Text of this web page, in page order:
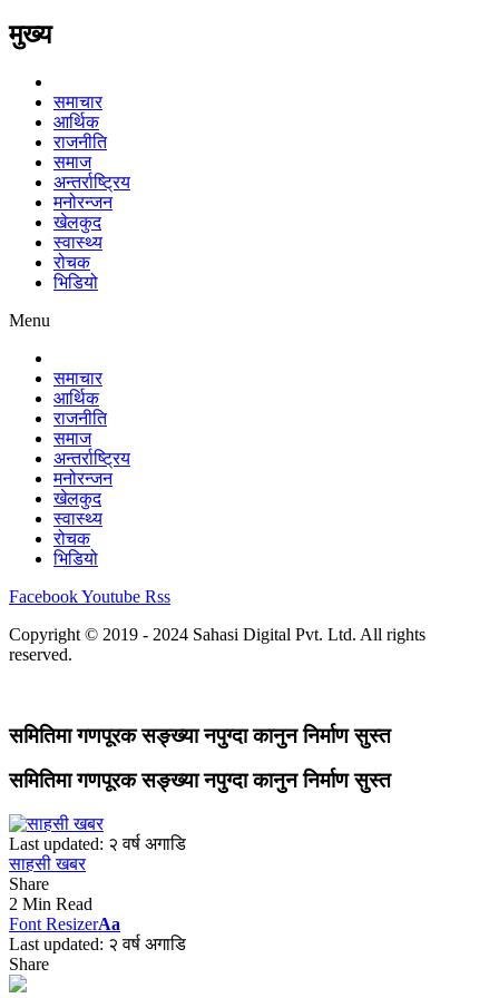
मुख्य
समाचार
आर्थिक
राजनीति
समाज
अन्तर्राष्ट्रिय
मनोरन्जन
खेलकुद
स्वास्थ्य
रोचक
भिडियो
Menu
समाचार
आर्थिक
राजनीति
समाज
अन्तर्राष्ट्रिय
मनोरन्जन
खेलकुद
स्वास्थ्य
रोचक
भिडियो
FacebookYoutube Rss
Copyright © 2019 - 2024 Sahasi Digital Pvt. Ltd. All rights
reserved.
समितिमा गणपूरक सङ्ख्या नपुग्दा कानुन निर्माण सुस्त
समितिमा गणपूरक सङ्ख्या नपुग्दा कानुन निर्माण सुस्त
Last updated: २ वर्ष अगाडि
साहसी खबर
Share
2 Min Read
Font ResizerAa
Last updated: २ वर्ष अगाडि
Share